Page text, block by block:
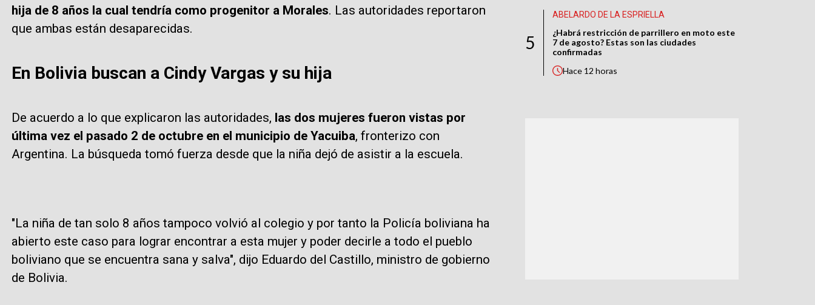
hija de 8 años la cual tendría como progenitor a Morales. Las autoridades reportaron
que ambas están desaparecidas.
En Bolivia buscan a Cindy Vargas y su hija
De acuerdo a lo que explicaron las autoridades, las dos mujeres fueron vistas por
última vez el pasado 2 de octubre en el municipio de Yacuiba, fronterizo con
Argentina. La búsqueda tomó fuerza desde que la niña dejó de asistir a la escuela.
"La niña de tan solo 8 años tampoco volvió al colegio y por tanto la Policía boliviana ha
abierto este caso para lograr encontrar a esta mujer y poder decirle a todo el pueblo
boliviano que se encuentra sana y salva", dijo Eduardo del Castillo, ministro de gobierno
de Bolivia.
5
ABELARDO DE LA ESPRIELLA
¿Habrá restricción de parrillero en moto este
7 de agosto? Estas son las ciudades
confirmadas
Hace 12 horas